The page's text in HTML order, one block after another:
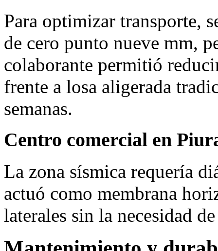
Para optimizar transporte,
de cero punto nueve mm,
colaborante permitió
frente a losa aligerada
semanas.
Centro comercial en
La zona sísmica requería
actuó como membrana
laterales sin la necesidad